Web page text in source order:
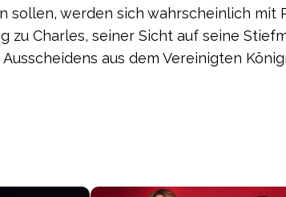
sollen, werden sich wahrscheinlich mit
zu Charles, seiner Sicht auf seine
aus dem Vereinigten